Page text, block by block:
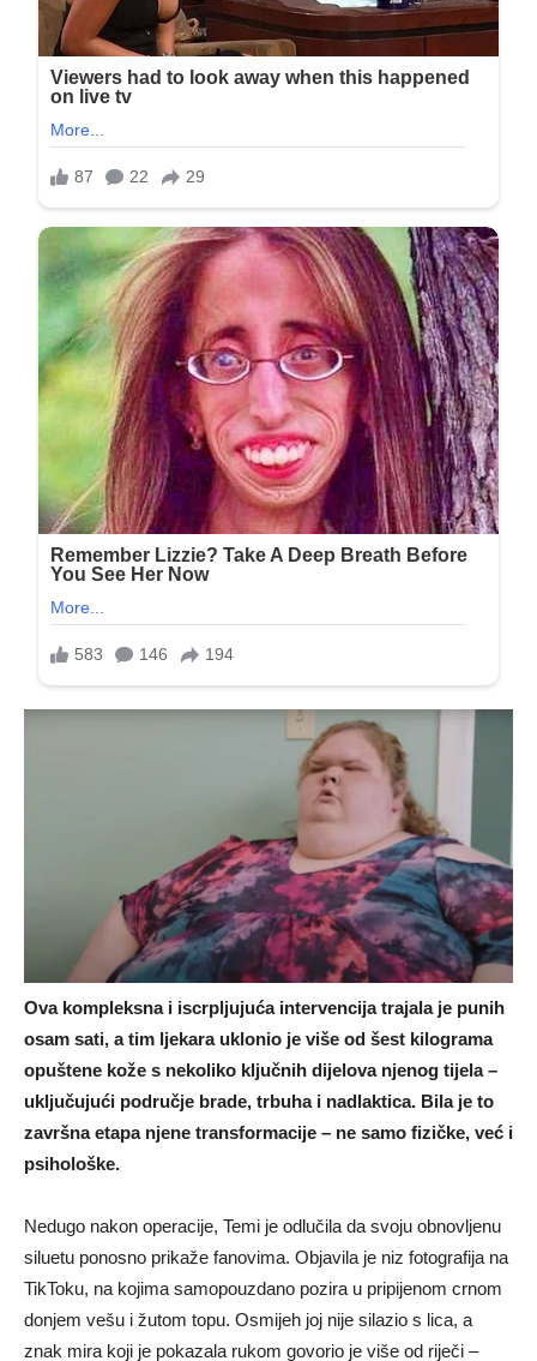
Ova kompleksna i iscrpljujuća intervencija trajala je punih
osam sati, a tim ljekara uklonio je više od šest kilograma
opuštene kože s nekoliko ključnih dijelova njenog tijela –
uključujući područje brade, trbuha i nadlaktica. Bila je to
završna etapa njene transformacije – ne samo fizičke, već i
psihološke.
Nedugo nakon operacije, Temi je odlučila da svoju obnovljenu
siluetu ponosno prikaže fanovima. Objavila je niz fotografija na
TikToku, na kojima samopouzdano pozira u pripijenom crnom
donjem vešu i žutom topu. Osmijeh joj nije silazio s lica, a
znak mira koji je pokazala rukom govorio je više od riječi –